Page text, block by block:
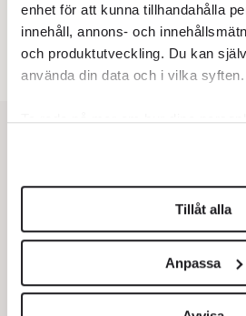
enhet för att kunna tillhandahålla
innehåll, annons- och
och produktutveckling. Du kan
använda din data och i vilka syften.
Ta reda på mer om hur dina
Du kan ändra eller dra tillbaka ditt
helst från cookie-förklaringen.
Vi använder enhetsidentifierare för
för sociala medier och analysera
vidarebefordrar även sådana
Tillåt alla
Anpassa
6.Sakine Madon:Efter
vänstern för Agnes Wold